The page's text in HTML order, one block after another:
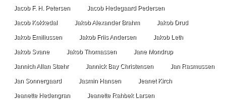
Jacob F. H. Petersen Jacob Hedegaard Pedersen
Jacob Kokkedal Jakob Alexander Brahm Jakob Drud
Jakob Emiliussen Jakob Friis Andersen Jakob Leth
Jakob Svane Jakob Thomassen Jane Mondrup
Jannich Allan Stæhr Jannick Bay Christensen Jan Rasmussen
Jan Sonnergaard Jasmin Hansen Jeanet Kirch
Jeanette Hedengran Jeanette Rahbek Larsen